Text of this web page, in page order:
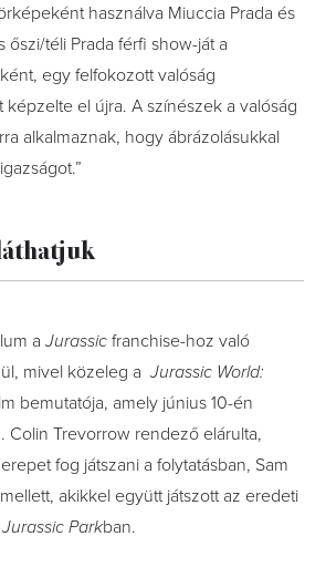
használva Miuccia Prada és
őszi/téli Prada férfi show-ját a
egy felfokozott valóság
el újra. A színészek a valóság
alkalmaznak, hogy ábrázolásukkal
a Jurassic franchise-hoz való
mivel közeleg a Jurassic World:
bemutatója, amely június 10-én
Colin Trevorrow rendező elárulta,
fog játszani a folytatásban, Sam
akikkel együtt játszott az eredeti
Jurassic Parkban.